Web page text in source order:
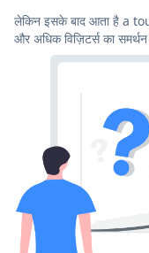
लेकिन इसके बाद आता है a
और अधिक विज़िटर्स का